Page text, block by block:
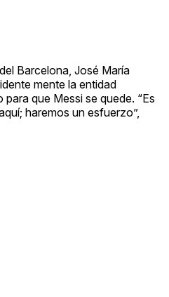
Barcelona, José María
mente la entidad
que Messi se quede. “Es
haremos un esfuerzo”,